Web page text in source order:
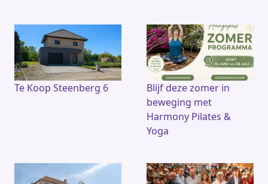
Te Koop Steenberg 6
Blijf deze zomer in
beweging met
Harmony Pilates &
Yoga